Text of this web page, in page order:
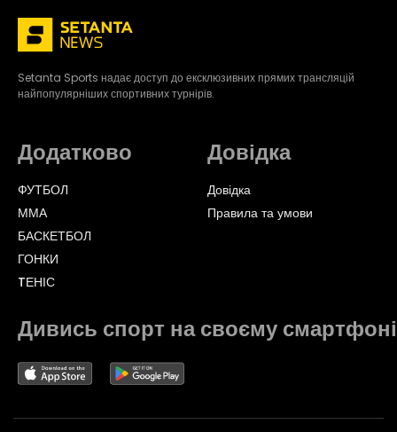
Setanta Sports надає доступ до ексклюзивних прямих трансляцій
найпопулярніших спортивних турнірів.
Додатково
ФУТБОЛ
ММА
БАСКЕТБОЛ
ГОНКИ
TЕНІС
Довідка
Довідка
Правила та умови
Дивись спорт на своєму смартфоні